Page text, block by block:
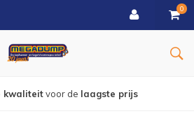
0
bezorgd vanaf € 150